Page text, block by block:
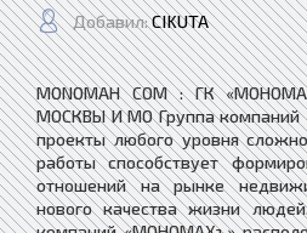
Добавил:CIKUTA
MONOMAH COM : ГК
МОСКВЫ И МО Группа компаний
проекты любого уровня
работы способствует
отношений на рынке
нового качества жизни